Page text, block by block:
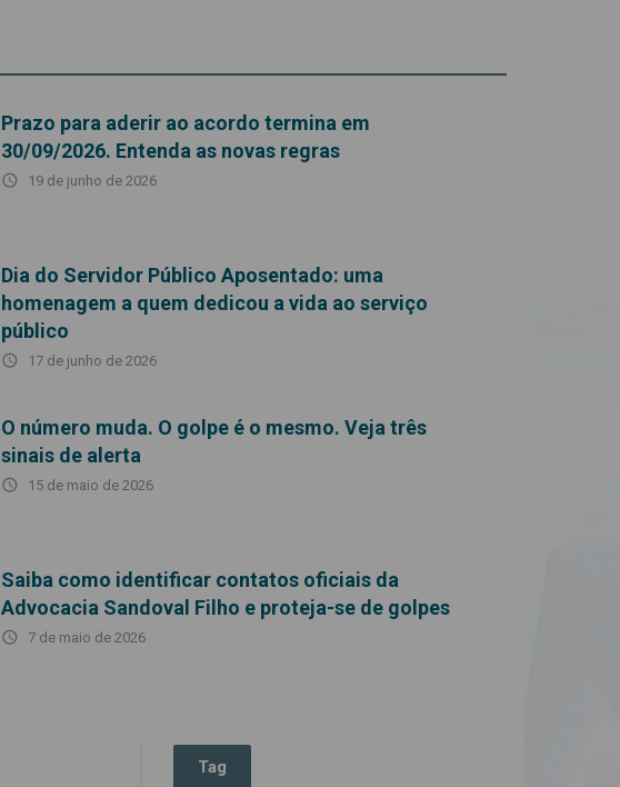
Prazo para aderir ao acordo termina em
30/09/2026. Entenda as novas regras
access_time 19 de junho de 2026
Dia do Servidor Público Aposentado: uma
homenagem a quem dedicou a vida ao serviço
público
access_time 17 de junho de 2026
O número muda. O golpe é o mesmo. Veja três
sinais de alerta
access_time 15 de maio de 2026
Saiba como identificar contatos oficiais da
Advocacia Sandoval Filho e proteja-se de golpes
access_time 7 de maio de 2026
Tag